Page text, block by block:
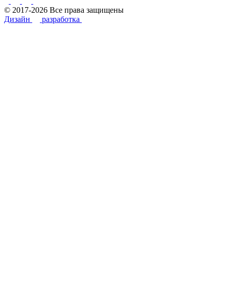
© 2017-2026 Все права защищены
Дизайн
разработка